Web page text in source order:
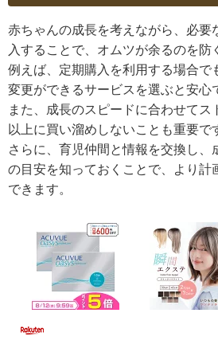
赤ちゃんの成長を考えながら、必要
入することで、オムツが余るのを防
例えば、定期購入を利用する場合で
変更ができるサービスを選ぶと安心
また、成長のスピードに合わせてス
以上に買い溜めしないことも重要で
さらに、育児仲間と情報を交換し、
の目安を知っておくことで、より計
できます。